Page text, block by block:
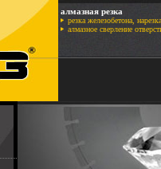
алмазная резка
резка железобетона,
алмазное сверление